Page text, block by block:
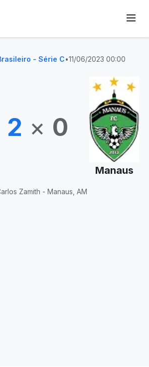
- Série C•11/06/2023 00:00
2 × 0
Manaus
Zamith - Manaus, AM